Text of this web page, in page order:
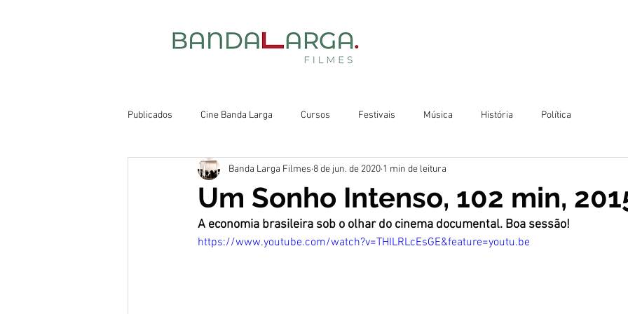
Publicados Cine Banda Larga Cursos Festivais Música História Política
Um Sonho Intenso, 102 min,
Banda Larga Filmes 8 de jun. de 2020 1 min de leitura
A economia brasileira sob o olhar do cinema documental. Boa sessão!
https://www.youtube.com/watch?v=THILRLcEsGE&feature=youtu.be